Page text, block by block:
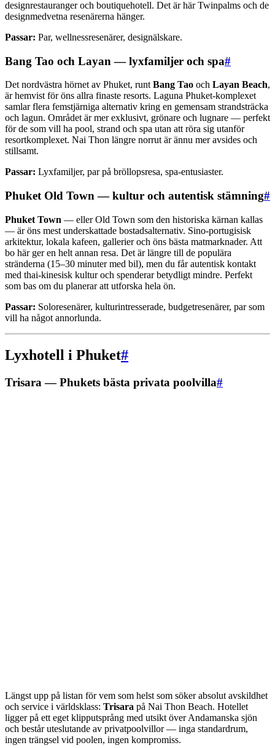
designrestauranger och boutiquehotell. Det är här Twinpalms och de
designmedvetna resenärerna hänger.
Passar: Par, wellnessresenärer, designälskare.
Bang Tao och Layan — lyxfamiljer och spa#
Det nordvästra hörnet av Phuket, runt Bang Tao och Layan Beach,
är hemvist för öns allra finaste resorts. Laguna Phuket-komplexet
samlar flera femstjärniga alternativ kring en gemensam strandsträcka
och lagun. Området är mer exklusivt, grönare och lugnare — perfekt
för de som vill ha pool, strand och spa utan att röra sig utanför
resortkomplexet. Nai Thon längre norrut är ännu mer avsides och
stillsamt.
Passar: Lyxfamiljer, par på bröllopsresa, spa-entusiaster.
Phuket Old Town — kultur och autentisk stämning#
Phuket Town — eller Old Town som den historiska kärnan kallas
— är öns mest underskattade bostadsalternativ. Sino-portugisisk
arkitektur, lokala kafeen, gallerier och öns bästa matmarknader. Att
bo här ger en helt annan resa. Det är längre till de populära
stränderna (15–30 minuter med bil), men du får autentisk kontakt
med thai-kinesisk kultur och spenderar betydligt mindre. Perfekt
som bas om du planerar att utforska hela ön.
Passar: Soloresenärer, kulturintresserade, budgetresenärer, par som
vill ha något annorlunda.
Lyxhotell i Phuket#
Trisara — Phukets bästa privata poolvilla#
Längst upp på listan för vem som helst som söker absolut avskildhet
och service i världsklass: Trisara på Nai Thon Beach. Hotellet
ligger på ett eget klipputsprång med utsikt över Andamanska sjön
och består uteslutande av privatpoolvillor — inga standardrum,
ingen trängsel vid poolen, ingen kompromiss.